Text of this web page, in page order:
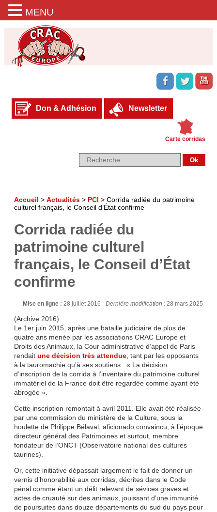
Don & Adhésion Newsletter
Carte corridas
Accueil > Actualités> PCI > Corrida radiée du patrimoine
culturel français, le Conseil d’État confirme
Corrida radiée du
patrimoine culturel
français, le Conseil d’État
confirme
Mise en ligne :28 juillet 2016 -Dernière modification :28 mars 2025
(Archive 2016)
Le 1er juin 2015, après une bataille judiciaire de plus de
quatre ans menée par les associations CRAC Europe et
Droits des Animaux, la Cour administrative d’appel de Paris
rendait une décision très attendue, tant par les opposants
à la tauromachie qu’à ses soutiens : « La décision
d’inscription de la corrida à l’inventaire du patrimoine culturel
immatériel de la France doit être regardée comme ayant été
abrogée ».
Cette inscription remontait à avril 2011. Elle avait été réalisée
par une commission du ministère de la Culture, sous la
houlette de Philippe Bélaval, aficionado convaincu, à l’époque
directeur général des Patrimoines et surtout, membre
fondateur de l’ONCT (Observatoire national des cultures
taurines).
Or, cette initiative dépassait largement le fait de donner un
vernis d’honorabilité aux corridas, décrites dans le Code
pénal comme étant un délit relevant de sévices graves et
actes de cruauté sur des animaux, jouissant d’une immunité
de poursuites dans douze départements du sud du pays pour
MENU